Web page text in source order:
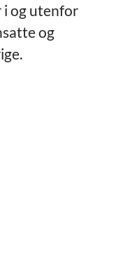
i og utenfor
og